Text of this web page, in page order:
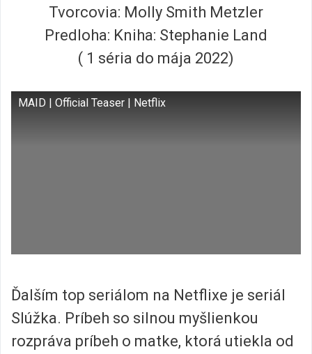
Tvorcovia: Molly Smith Metzler
Predloha: Kniha: Stephanie Land
( 1 séria do mája 2022)
MAID | Official Teaser | Netflix
Ďalším top seriálom na Netflixe je seriál
Slúžka. Príbeh so silnou myšlienkou
rozpráva príbeh o matke, ktorá utiekla od